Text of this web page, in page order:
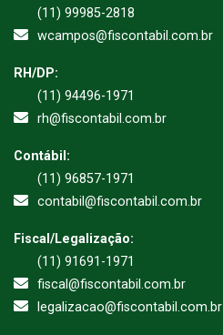
(11) 99985-2818
wcampos@fiscontabil.com.br
RH/DP:
(11) 94496-1971
rh@fiscontabil.com.br
Contábil:
(11) 96857-1971
contabil@fiscontabil.com.br
Fiscal/Legalização:
(11) 91691-1971
fiscal@fiscontabil.com.br
legalizacao@fiscontabil.com.br